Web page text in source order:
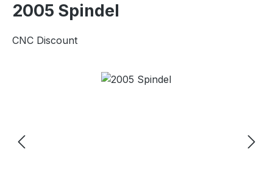
2005 Spindel
CNC Discount
Bildergalerie überspringen